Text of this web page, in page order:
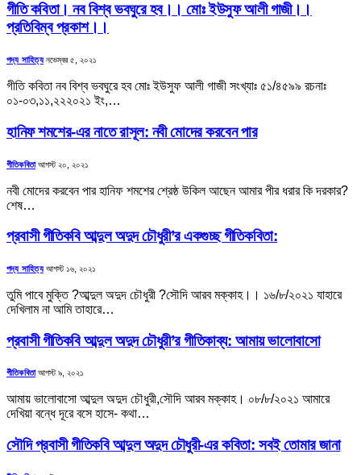
গীতি কবিতা। নব বিশ্ব ভবঘুরে হব।। মোঃ ইউসুফ আলী গাজী।।
প্রতিবিম্ব প্রকাশ।।
পদ্য সাহিত্য নভেম্বর ৫, ২০২১
গীতি কবিতা নব বিশ্ব ভবঘুরে হব মোঃ ইউসুফ আলী গাজী সংখ্যাঃ ৫১/৪৫৯৯ রচনাঃ
০১-০৩,১১,২২২০২১ ইং,…
হানিফ শমশের-এর নাতে রাসূল: নবী মোদের করবেন পার
গীতিকবিতা আগস্ট ২০, ২০২১
নবী মোদের করবেন পার হানিফ শমশের শ্রেষ্ঠ উকিল আছেন আমার পীর ধরার কি দরকার?
শেষ…
প্রবাসী গীতিকবি আব্দুল অদুদ চৌধুরী’র একগুচ্ছ গীতিকবিতা:
পদ্য সাহিত্য আগস্ট ১৬, ২০২১
তুমি পাবে মুক্তি ?আব্দুল অদুদ চৌধুরী ?সৌদি আরব মক্কাহ।। ১৬/৮/২০২১ যাহারে
দেখিলাম না আমি তাহারে…
প্রবাসী গীতিকবি আব্দুল অদুদ চৌধুরী’র গীতিকাব্য: আমায় ভালোবাসো
গীতিকবিতা আগস্ট ৯, ২০২১
আমায় ভালোবাসো আব্দুল অদুদ চৌধুরী,সৌদি আরব মক্কাহ। ০৮/৮/২০২১ আমারে
দেখিয়া বন্ধে দূরে বসে হাসে- কথা…
সৌদি প্রবাসী গীতিকবি আব্দুল অদুদ চৌধুরী-এর কবিতা: সবই তোমার জানা